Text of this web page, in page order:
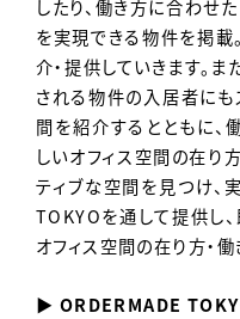
したり、働き方に合わせ
を実現できる物件を掲
介・提供していきます。
される物件の入居者にも
間を紹介するとともに、
しいオフィス空間の在り
ティブな空間を見つけ、
TOKYOを通して提供し
オフィス空間の在り方・
▶ ORDERMADE